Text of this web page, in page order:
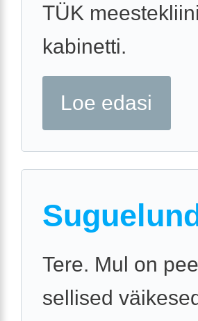
TÜK
kabinetti.
Loe edasi
Tere. Mul on
sellised